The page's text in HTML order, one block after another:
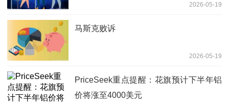
2026-05-19
马斯克败诉
2026-05-19
PriceSeek重点提醒：花旗预计下半年铝
价将涨至4000美元